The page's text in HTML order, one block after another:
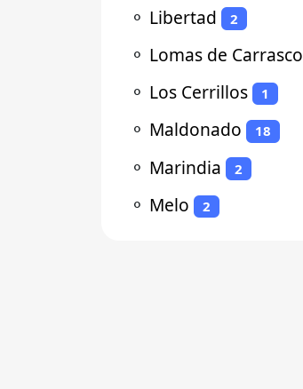
⚬ Libertad 2
⚬ Lomas de Carrasco
⚬ Los Cerrillos 1
⚬ Maldonado 18
⚬ Marindia 2
⚬ Melo 2